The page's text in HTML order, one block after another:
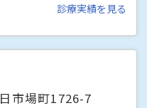
診療実績を見る
市場町1726-7